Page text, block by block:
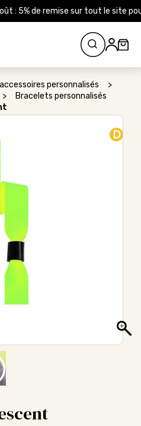
: 5% de remise sur tout le site
personnalisés
>
>
Bracelets personnalisés
D